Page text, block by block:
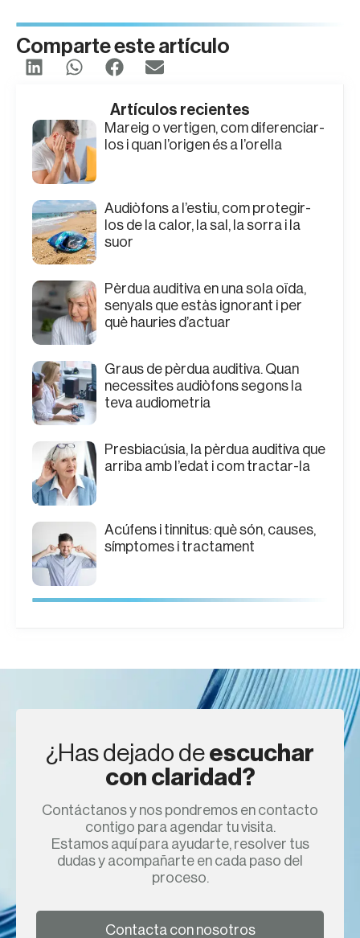
Comparte este artículo
Artículos recientes
Mareig o vertigen, com diferenciar-
los i quan l’origen és a l’orella
Audiòfons a l’estiu, com protegir-
los de la calor, la sal, la sorra i la
suor
Pèrdua auditiva en una sola oïda,
senyals que estàs ignorant i per
què hauries d’actuar
Graus de pèrdua auditiva. Quan
necessites audiòfons segons la
teva audiometria
Presbiacúsia, la pèrdua auditiva que
arriba amb l’edat i com tractar-la
Acúfens i tinnitus: què són, causes,
símptomes i tractament
¿Has dejado de escuchar
con claridad?
Contáctanos y nos pondremos en contacto
contigo para agendar tu visita.
Estamos aquí para ayudarte, resolver tus
dudas y acompañarte en cada paso del
proceso.
Contacta con nosotros